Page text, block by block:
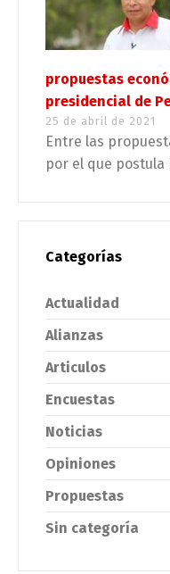
propuestas
presidencial de
25 de abril de 2021
Entre las
por el que postula
Categorías
Actualidad
Alianzas
Articulos
Encuestas
Noticias
Opiniones
Propuestas
Sin categoría